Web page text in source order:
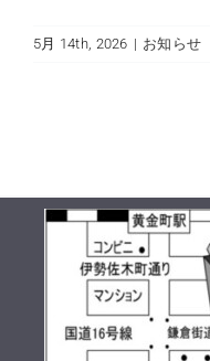
5月 14th, 2026 | お知らせ